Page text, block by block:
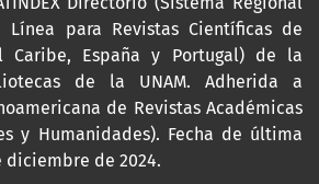
para Revistas Científicas de
Caribe, España y Portugal) de la
de la UNAM. Adherida a
de Revistas Académicas
y Humanidades). Fecha de última
diciembre de 2024.